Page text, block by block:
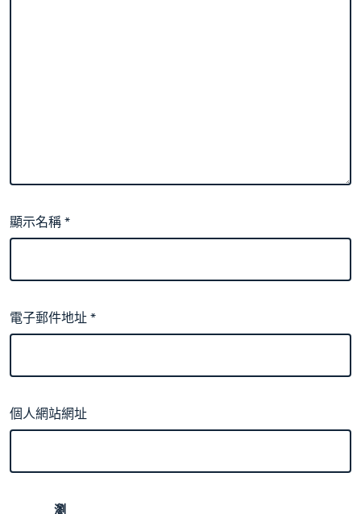
顯示名稱*
電子郵件地址*
個人網站網址
瀏